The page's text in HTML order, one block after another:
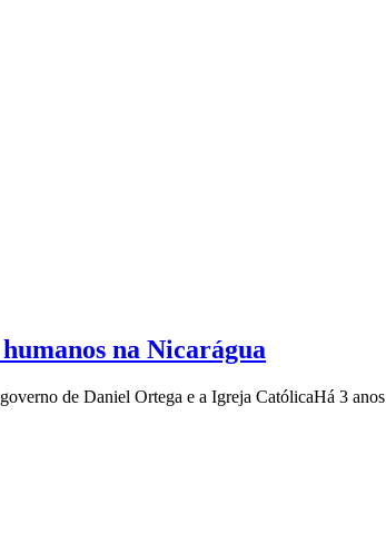
na Nicarágua
de Daniel Ortega e a Igreja CatólicaHá 3 anos